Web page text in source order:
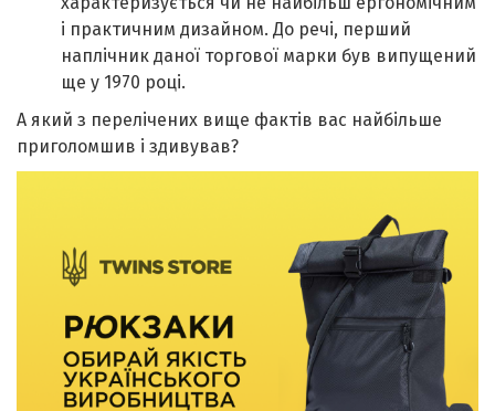
і практичним дизайном. До речі, перший
наплічник даної торгової марки був випущений
ще у 1970 році.
А який з перелічених вище фактів вас найбільше
приголомшив і здивував?